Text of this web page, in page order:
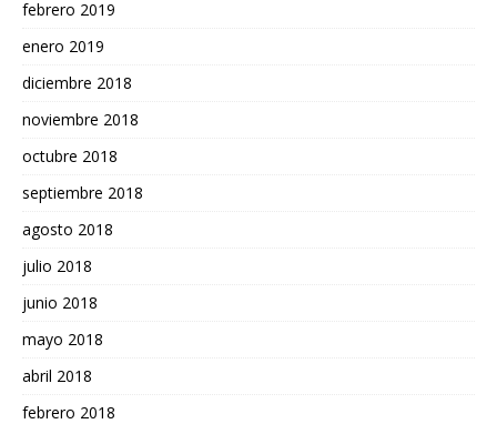
febrero 2019
enero 2019
diciembre 2018
noviembre 2018
octubre 2018
septiembre 2018
agosto 2018
julio 2018
junio 2018
mayo 2018
abril 2018
febrero 2018